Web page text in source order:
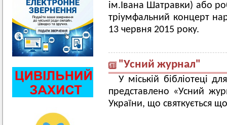
ім.Івана Шатравки) або
тріумфальний концерт
13 червня 2015 року.
"Усний журнал"
У міській бібліотеці
представлено «Усний
України, що святкується